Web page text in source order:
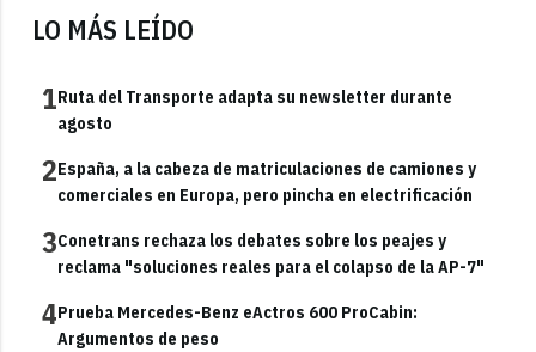
LO MÁS LEÍDO
1Ruta del Transporte adapta su newsletter durante
agosto
2España, a la cabeza de matriculaciones de camiones y
comerciales en Europa, pero pincha en electrificación
3Conetrans rechaza los debates sobre los peajes y
reclama "soluciones reales para el colapso de la AP-7"
4Prueba Mercedes-Benz eActros 600 ProCabin:
Argumentos de peso